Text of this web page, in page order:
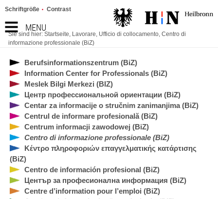
MENU
Schriftgröße Contrast
Sie sind hier: Startseite, Lavorare, Ufficio di collocamento, Centro di
informazione professionale (BiZ)
Berufsinformationszentrum (BiZ)
Information Center for Professionals (BiZ)
Meslek Bilgi Merkezi (BIZ)
Центр профессиональной ориентации (BiZ)
Centar za informacije o stručnim zanimanjima (BiZ)
Centrul de informare profesională (BiZ)
Centrum informacji zawodowej (BiZ)
Centro di informazione professionale (BiZ)
Κέντρο πληροφοριών επαγγελματικής κατάρτισης
(BiZ)
Centro de información profesional (BiZ)
Център за професионална информация (BiZ)
Centre d’information pour l’emploi (BiZ)